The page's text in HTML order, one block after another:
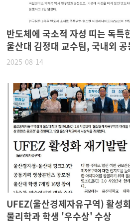
반도체에 국소적 자성 띠는 독특
울산대 김정대 교수팀, 국내외
2025-08-14
UFEZ(울산경제자유구역) 활성화 영상 콘텐츠 공모전-
물리학과 학생 '우수상' 수상